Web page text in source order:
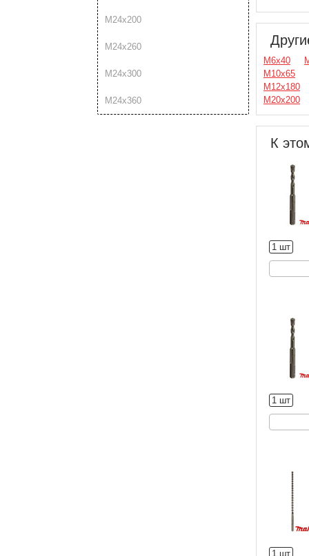
М24х200
М24х260
М24х300
М24х360
М6х40
М10х65
М12х180
М20х200
К
1 шт
1 шт
1 шт